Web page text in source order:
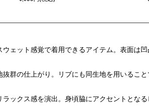
ェット感覚で着用できるアイテム。表面は
群の仕上がり。リブにも同生地を用いるこ
ックス感を演出。身頃脇にアクセントとな